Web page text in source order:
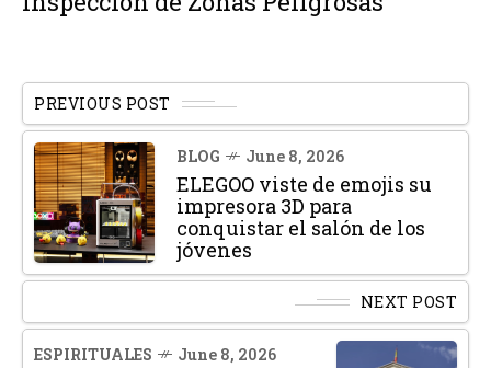
PREVIOUS POST
BLOG June 8, 2026
ELEGOO viste de emojis su
impresora 3D para
conquistar el salón de los
jóvenes
NEXT POST
ESPIRITUALES June 8, 2026